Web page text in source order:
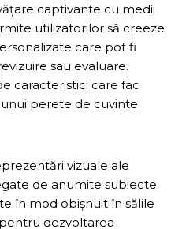
captivante cu medii
utilizatorilor să creeze
care pot fi
sau evaluare.
caracteristici care fac
perete de cuvinte
vizuale ale
de anumite subiecte
în mod obișnuit în sălile
dezvoltarea